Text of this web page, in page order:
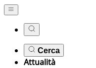
Cerca
Attualità